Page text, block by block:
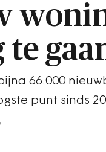
te
66.000
punt sinds